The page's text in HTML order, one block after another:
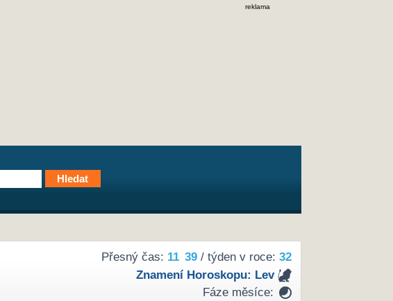
reklama
Přesný čas: 11 39/ týden v roce: 32
Znamení Horoskopu: Lev
Fáze měsíce: